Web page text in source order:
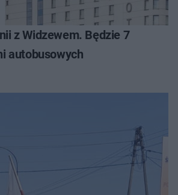
z Widzewem. Będzie 7
autobusowych